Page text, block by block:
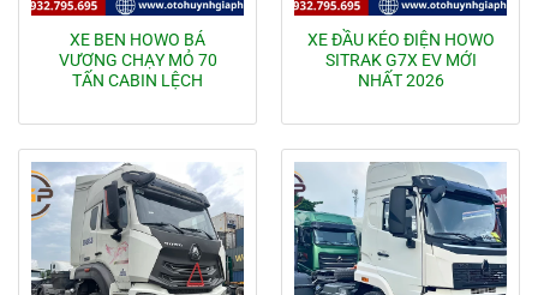
XE BEN HOWO BÁ
VƯƠNG CHẠY MỎ 70
TẤN CABIN LỆCH
XE ĐẦU KÉO ĐIỆN HOWO
SITRAK G7X EV MỚI
NHẤT 2026